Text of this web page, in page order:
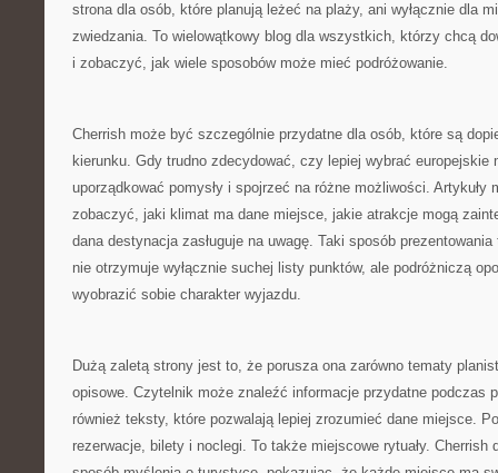
strona dla osób, które planują leżeć na plaży, ani wyłącznie dla
zwiedzania. To wielowątkowy blog dla wszystkich, którzy chcą
i zobaczyć, jak wiele sposobów może mieć podróżowanie.
Cherrish może być szczególnie przydatne dla osób, które są
kierunku. Gdy trudno zdecydować, czy lepiej wybrać europejskie
uporządkować pomysły i spojrzeć na różne możliwości. Artykuły
zobaczyć, jaki klimat ma dane miejsce, jakie atrakcje mogą
dana destynacja zasługuje na uwagę. Taki sposób
nie otrzymuje wyłącznie suchej listy punktów, ale podróżniczą
wyobrazić sobie charakter wyjazdu.
Dużą zaletą strony jest to, że porusza ona zarówno tematy
opisowe. Czytelnik może znaleźć informacje przydatne podczas
również teksty, które pozwalają lepiej zrozumieć dane miejsce.
rezerwacje, bilety i noclegi. To także miejscowe rytuały. Cherrish